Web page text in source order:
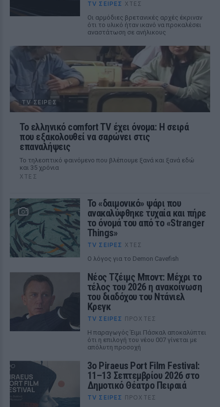
TV ΣΕΙΡΈΣ ΧΤΕΣ
Οι αρμόδιες βρετανικές αρχές έκριναν
ότι το υλικό ήταν ικανό να προκαλέσει
αναστάτωση σε ανήλικους
TV ΣΕΙΡΈΣ
Το ελληνικό comfort TV έχει όνομα: Η σειρά
που εξακολουθεί να σαρώνει στις
επαναλήψεις
Το τηλεοπτικό φαινόμενο που βλέπουμε ξανά και ξανά εδώ
και 35 χρόνια
ΧΤΕΣ
Το «δαιμονικό» ψάρι που
ανακαλύφθηκε τυχαία και πήρε
το όνομά του από το «Stranger
Things»
TV ΣΕΙΡΈΣ ΧΤΕΣ
Ο λόγος για το Demon Cavefish
Νέος Τζέιμς Μποντ: Μέχρι το
τέλος του 2026 η ανακοίνωση
του διαδόχου του Ντάνιελ
Κρεγκ
TV ΣΕΙΡΈΣ ΠΡΟΧΤΈΣ
Η παραγωγός Έιμι Πάσκαλ αποκαλύπτει
ότι η επιλογή του νέου 007 γίνεται με
απόλυτη προσοχή
3ο Piraeus Port Film Festival:
11–13 Σεπτεμβρίου 2026 στο
Δημοτικό Θέατρο Πειραιά
TV ΣΕΙΡΈΣ ΠΡΟΧΤΈΣ